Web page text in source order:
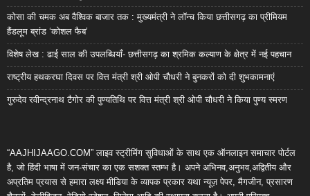
कोसा की चमक अब वैश्विक बाजार तक : मुख्यमंत्री ने लॉन्च किया छत्तीसगढ़ का प्रीमियम
हैंडलूम ब्रांड ‘कोशल फैब’
विशेष लेख : ढाई साल की उपलब्धियाँ- छत्तीसगढ़ का श्रमिक कल्याण के क्षेत्र में नई पहचान
राष्ट्रीय हथकरघा दिवस पर वित्त मंत्री श्री ओपी चौधरी ने बुनकरों को दी शुभकामनाएं
गुरुदेव रवीन्द्रनाथ टैगोर की पुण्यतिथि पर वित्त मंत्री श्री ओपी चौधरी ने किया पुण्य स्मरण
“AAJHIJAAGO.COM” लाइव स्ट्रीमिंग सुविधाओं के साथ एक ऑनलाइन समाचार पोर्टल
है, जो हिंदी भाषा में जन-संचार का एक सशक्त स्तम्भ है। अपने अभिनव,अनुभव,अद्वितीय और
अप्रतिम प्रयास से हमारा लक्ष्य मीडिया के व्यापक प्रकार यथा न्यूज़ पेपर, मैगजीन, प्रसारण